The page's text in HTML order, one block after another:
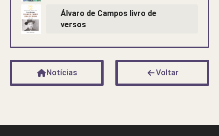
Álvaro de Campos livro de
versos
Notícias Voltar